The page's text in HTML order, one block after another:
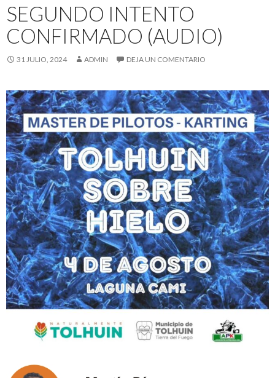
SEGUNDO INTENTO
CONFIRMADO (AUDIO)
31 JULIO, 2024 ADMIN DEJA UN COMENTARIO